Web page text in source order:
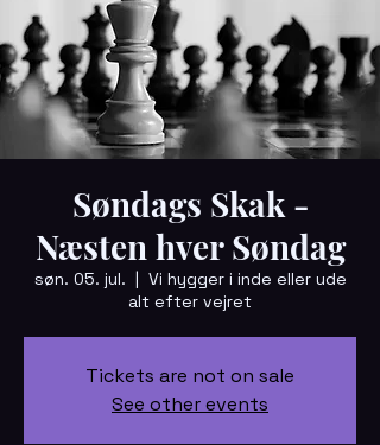
Søndags Skak -
Næsten hver Søndag
søn. 05. jul.
  |
Vi hygger i inde eller ude
alt efter vejret
Tickets are not on sale
See other events